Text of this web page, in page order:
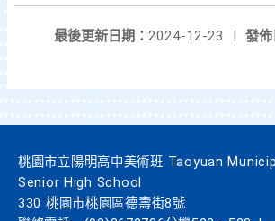
發佈
最後更新日期： 2024-12-23
|
桃園市立陽明高中美術班 Taoyuan
Senior High School
330 桃園市桃園區德壽街8號